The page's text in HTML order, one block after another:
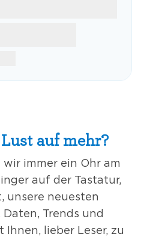
auf mehr?
wir immer ein Ohr am
auf der Tastatur,
unsere neuesten
Daten, Trends und
Ihnen, lieber Leser, zu